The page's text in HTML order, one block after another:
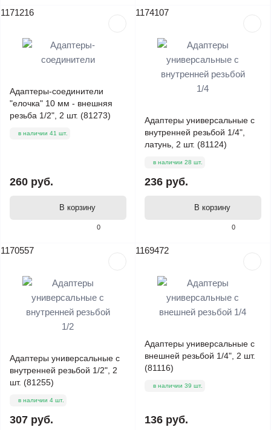
1171216
0
Адаптеры-соединители
"елочка" 10 мм - внешняя
резьба 1/2", 2 шт. (81273)
в наличии 41 шт.
260 руб.
В корзину
1174107
0
Адаптеры универсальные с
внутренней резьбой 1/4",
латунь, 2 шт. (81124)
в наличии 28 шт.
236 руб.
В корзину
1170557
Адаптеры универсальные с
внутренней резьбой 1/2", 2
шт. (81255)
в наличии 4 шт.
307 руб.
1169472
Адаптеры универсальные с
внешней резьбой 1/4", 2 шт.
(81116)
в наличии 39 шт.
136 руб.